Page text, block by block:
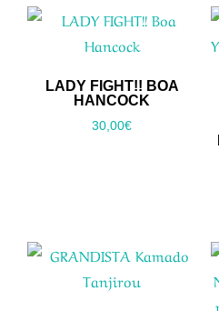
LADY FIGHT!! BOA
HANCOCK
30,00€